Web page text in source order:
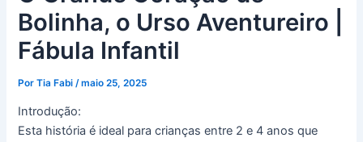
Bolinha, o Urso Aventureiro |
Fábula Infantil
PorTia Fabi/maio 25, 2025
Introdução:
Esta história é ideal para crianças entre 2 e 4 anos que